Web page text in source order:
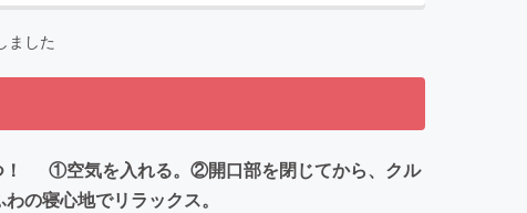
ました
！ ①空気を入れる。②開口部を閉じてから、クル
の寝心地でリラックス。